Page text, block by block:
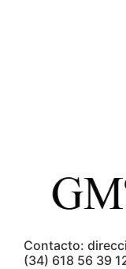
Contacto:
(34) 618 56 39